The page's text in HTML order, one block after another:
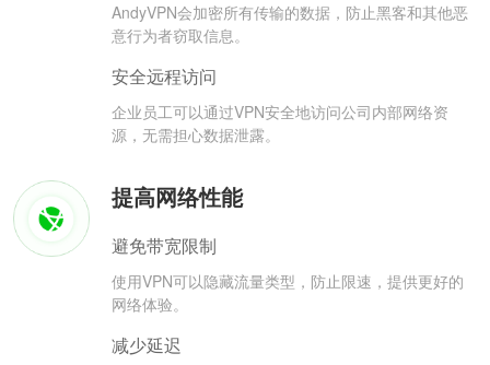
AndyVPN会加密所有传输的数据，防止黑客和其他恶
意行为者窃取信息。
安全远程访问
企业员工可以通过VPN安全地访问公司内部网络资
源，无需担心数据泄露。
提高网络性能
避免带宽限制
使用VPN可以隐藏流量类型，防止限速，提供更好的
网络体验。
减少延迟